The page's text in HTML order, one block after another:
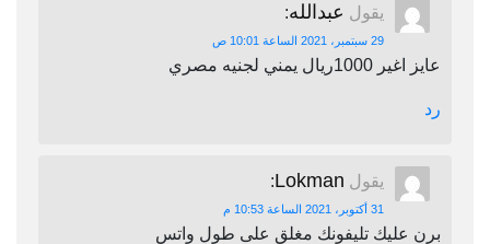
يقول عبدالله:
29 سبتمبر، 2021 الساعة 10:01 ص
عايز اغير 1000ريال يمني لجنيه مصري
رد
يقول Lokman
:
31 أكتوبر، 2021 الساعة 10:53 م
برن عليك تليفونك مغلق على طول واتس